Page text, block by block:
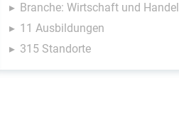
Branche: Wirtschaft und Handel
11 Ausbildungen
315 Standorte